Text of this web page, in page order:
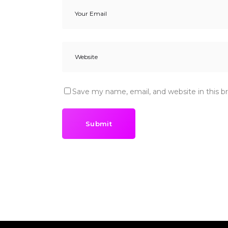
Save my name, email, and website in this
Submit